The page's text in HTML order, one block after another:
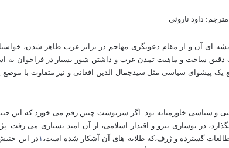
داود ناروئی
ای آن و از مقام دعوتگری مهاجم در برابر غرب ظاهر شدن،
ساخت و ماهیت تمدن غرب و داشتن شور بسیار در فراخوان به
یک پیشوای سیاسی مثل سیدجمال الدین افغانی و نیز متفاوت با موضع
و سیاسی خاورمیانه بود. اگر سرنوشت چنین رقم می خورد که این
در نوسازی نیرو و اقتدار اسلامی، از آن امید بسیاری می رفت.
گسترده و ژرف،که طلایه های آن آشکار شده است، ١ در این